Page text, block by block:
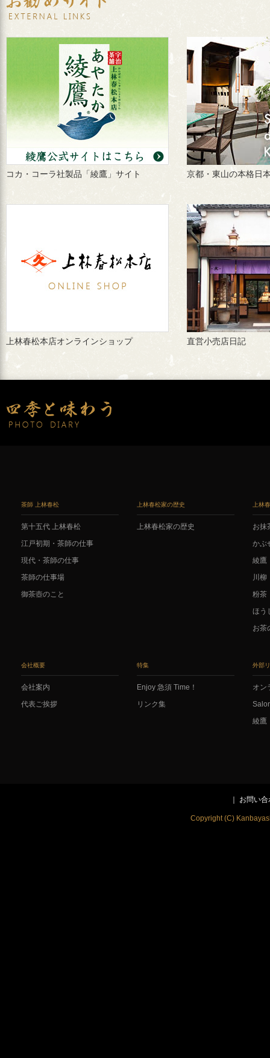
コカ・コーラ社製品「綾鷹」サイト 京都・東山の本格日
上林春松本店オンラインショップ 直営小売店日記
茶師 上林春松
第十五代 上林春松
江戸初期・茶師の仕事
現代・茶師の仕事
茶師の仕事場
御茶壺のこと
上林春松家の歴史
上林春松家の歴史
上林
お抹
かぶ
綾鷹
川柳
粉茶
ほう
お茶
会社概要
会社案内
代表ご挨拶
特集
Enjoy 急須 Time！
リンク集
外部
オン
綾鷹
お問い合
Copyright (C)